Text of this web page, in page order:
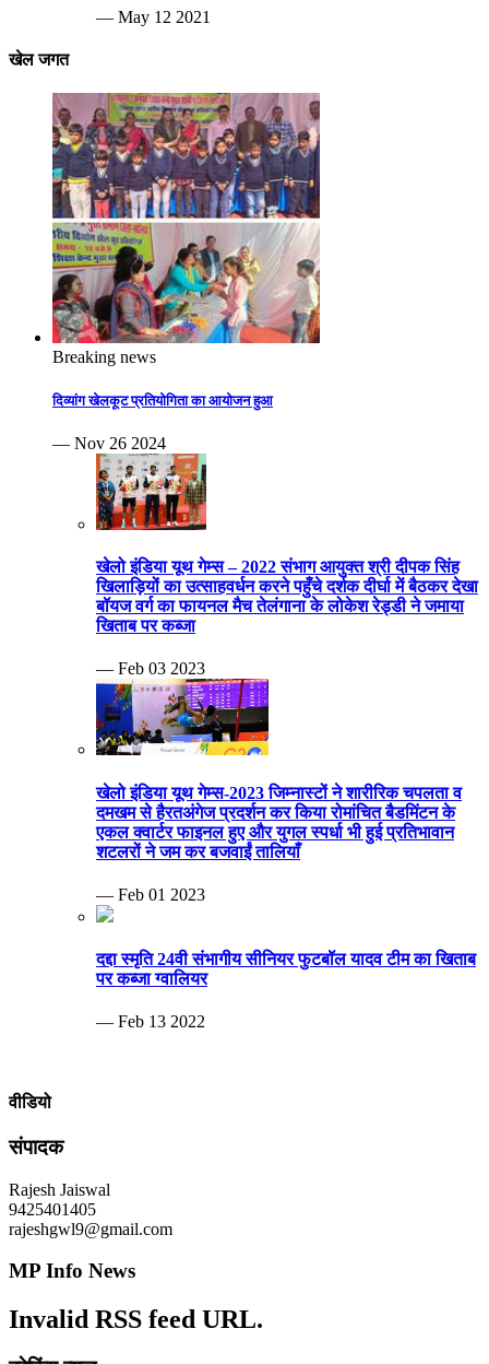
— May 12 2021
खेल जगत
Breaking news
दिव्यांग खेलकूट प्रतियोगिता का आयोजन हुआ
— Nov 26 2024
खेलो इंडिया यूथ गेम्स – 2022 संभाग आयुक्त श्री दीपक सिंह
खिलाड़ियों का उत्साहवर्धन करने पहुँचे दर्शक दीर्घा में बैठकर देखा
बॉयज वर्ग का फायनल मैच तेलंगाना के लोकेश रेड्डी ने जमाया
खिताब पर कब्जा
— Feb 03 2023
खेलो इंडिया यूथ गेम्स-2023 जिम्नास्टों ने शारीरिक चपलता व
दमखम से हैरतअंगेज प्रदर्शन कर किया रोमांचित बैडमिंटन के
एकल क्वार्टर फाइनल हुए और युगल स्पर्धा भी हुई प्रतिभावान
शटलरों ने जम कर बजवाईं तालियाँ
— Feb 01 2023
दद्दा स्मृति 24वी संभागीय सीनियर फुटबॉल यादव टीम का खिताब
पर कब्जा ग्वालियर
— Feb 13 2022
वीडियो
संपादक
Rajesh Jaiswal
9425401405
rajeshgwl9@gmail.com
MP Info News
Invalid RSS feed URL.